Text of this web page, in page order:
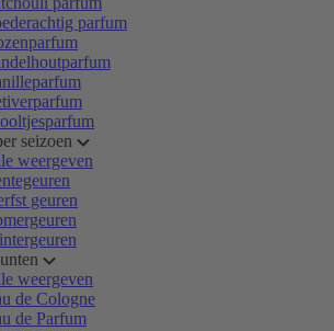
parfum
seizoen
weergeven
geuren
weergeven
de Cologne
de Parfum